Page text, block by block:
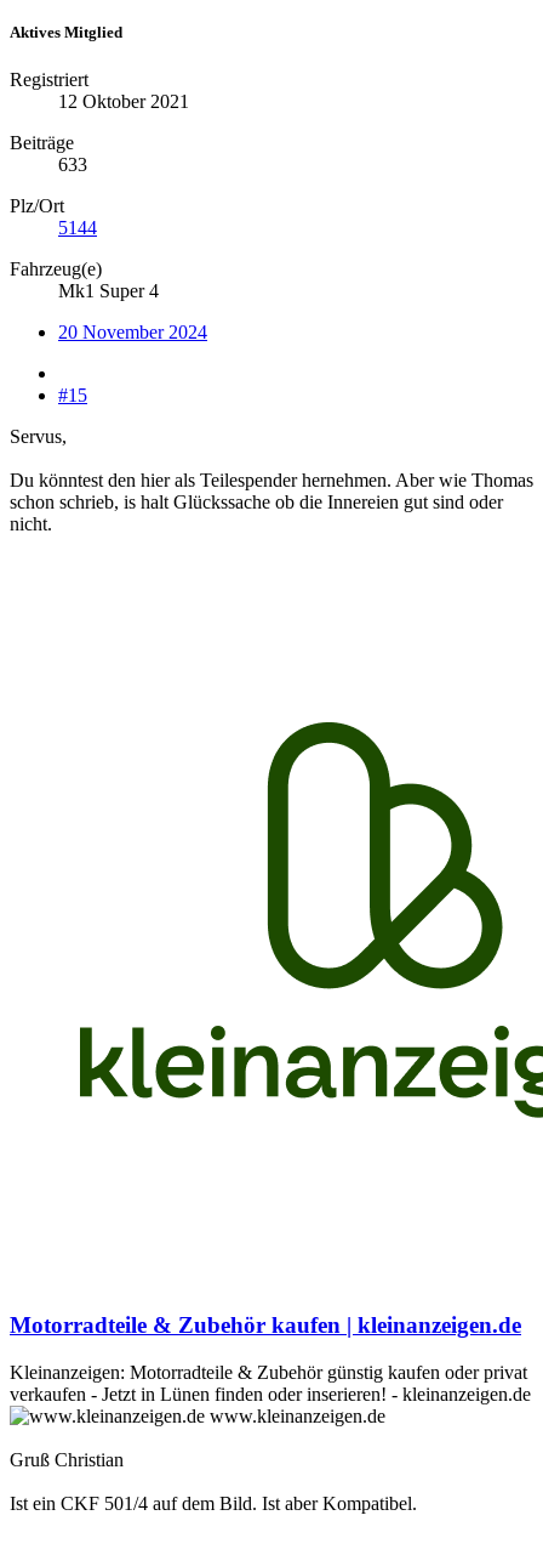
Aktives Mitglied
Registriert
12 Oktober 2021
Beiträge
633
Plz/Ort
5144
Fahrzeug(e)
Mk1 Super 4
20 November 2024
#15
Servus,
Du könntest den hier als Teilespender hernehmen. Aber wie Thomas
schon schrieb, is halt Glückssache ob die Innereien gut sind oder
nicht.
Motorradteile & Zubehör kaufen | kleinanzeigen.de
Kleinanzeigen: Motorradteile & Zubehör günstig kaufen oder privat
verkaufen - Jetzt in Lünen finden oder inserieren! - kleinanzeigen.de
www.kleinanzeigen.de
Gruß Christian
Ist ein CKF 501/4 auf dem Bild. Ist aber Kompatibel.